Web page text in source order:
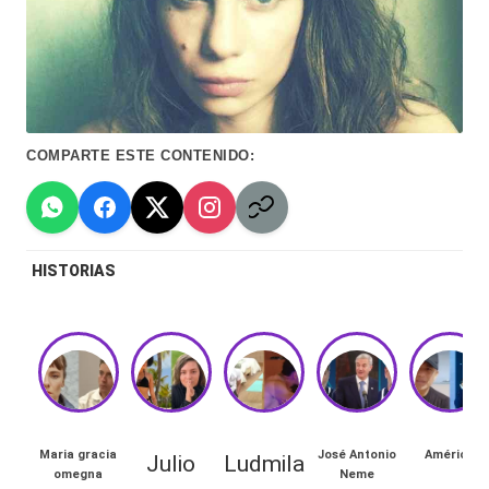
á
n
d
ul
a
C
hi
a
🔥
R
Hermano
-
Tendencias
-
Exclusivas
-
Tv
redes
lacvc.com
COMPARTE ESTE CONTENIDO:
HISTORIAS
Maria gracia
omegna
Julio Ludmila
José Antonio
Neme
Américo